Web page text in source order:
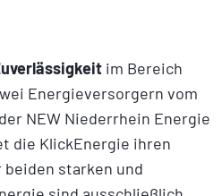
im Bereich
Energieversorgern vom
NEW Niederrhein Energie
die KlickEnergie ihren
beiden starken und